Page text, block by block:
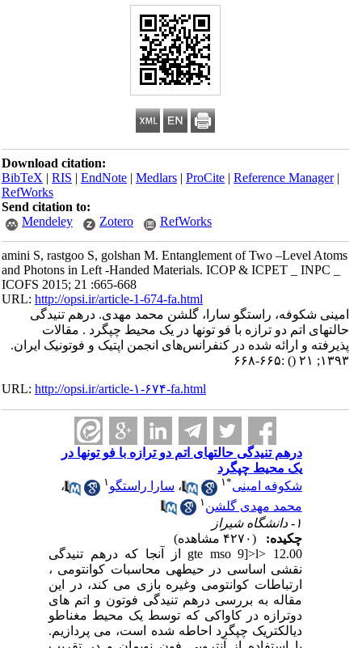
Download citation:
BibTeX|RIS|EndNote|Medlars|ProCite|Reference Manager
RefWorks
Send citation to:
Mendeley
Zotero RefWorks
amini S, rastgoo S, golshan M. Entanglement of Two –Level Atoms
and Photons in Left -Handed Materials. ICOP & ICPET _ INPC _
ICOFS 2015; 21 :665-668
URL:http://opsi.ir/article-1-674-fa.html
امینی شکوفه، راستگو سارا، گلشن محمد مهدی. درهم تنیدگی
حالتهای اتم دو ترازه با فو تونها در یک محیط چپگرد . مقالات
پذیرفته و ارائه شده در کنفرانس‌های انجمن اپتیک و فوتونیک ایران.
۱۳۹۳; ۲۱
() :۶۶۵-۶۶۸
URL:http://opsi.ir/article-۱-۶۷۴-fa.html
درهم تنیدگی حالتهای اتم دو ترازه با فو تونها در
یک محیط چپگرد
شکوفه امینی
۱ ،سارا راستگو۱
،
محمد مهدی گلشن
چکیده:
gte mso 9]>l> 12.00 از آنجا که درهم تنیدگی
نقشی اساسی در حیطه­ی محاسبات کوانتومی ،
ارتباطات کوانتومی وغیره بازی می کند، در این
مقاله به بررسی درهم تنیدگی فوتون و اتم های
دوترازه در کاواکی که توسط یک محیط مغناطو
دی­الکتریک چپگرد احاطه شده است، می پردازیم.